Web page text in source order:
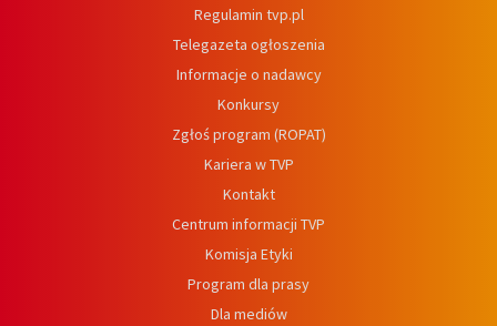
Regulamin tvp.pl
Telegazeta ogłoszenia
Informacje o nadawcy
Konkursy
Zgłoś program (ROPAT)
Kariera w TVP
Kontakt
Centrum informacji TVP
Komisja Etyki
Program dla prasy
Dla mediów